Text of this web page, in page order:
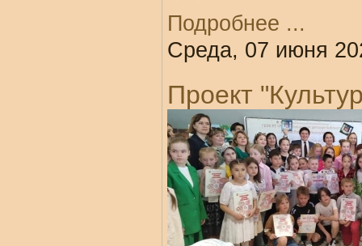
Подробнее ...
Среда, 07 июня
Проект